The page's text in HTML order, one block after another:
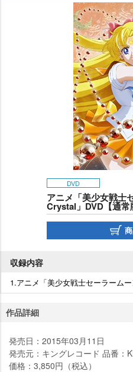
DVD
アニメ「美少女戦士
Crystal」DVD【通常
収録内容
1.アニメ「美少女戦士セーラーム
作品詳細
発売日：2015年03月11日
発売元：キングレコード 品番：
価格：3,850円（税込）